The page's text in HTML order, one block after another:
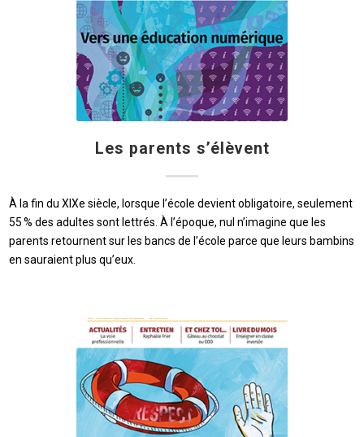
Les parents s’élèvent
À la fin du XIXe siècle, lorsque l’école devient obligatoire, seulement
55 % des adultes sont lettrés. À l’époque, nul n’imagine que les
parents retournent sur les bancs de l’école parce que leurs bambins
en sauraient plus qu’eux.